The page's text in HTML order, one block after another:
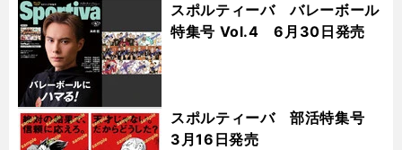
スポルティーバ バレーボール
特集号 Vol.4 6月30日発売
スポルティーバ 部活特集号
3月16日発売